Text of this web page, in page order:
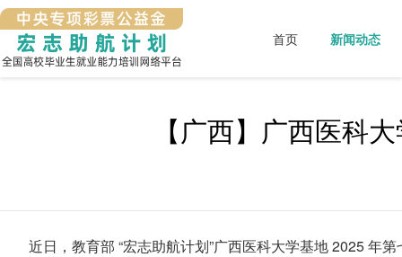
首页 新闻动态
【广西】广西医科
近日，教育部 “宏志助航计划”广西医科大学基地 2025 年